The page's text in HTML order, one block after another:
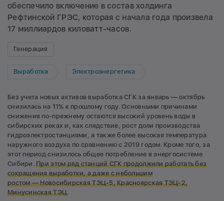
обеспечило включение в состав холдинга
Рефтинской ГРЭС, которая с начала года произвела
17 миллиардов киловатт-часов.
Генерация
Выработка Электроэнергетика
Без учета новых активов выработка СГК за январь — октябрь
снизилась на 11% к прошлому году. Основными причинами
снижения по-прежнему остаются высокий уровень воды в
сибирских реках и, как следствие, рост доли производства
гидроэлектростанциями, а также более высокая температура
наружного воздуха по сравнению с 2019 годом. Кроме того, за
этот период снизилось общее потребление в энергосистеме
Сибири.При этом ряд станций СГК продолжили работать без
сокращения выработки, а даже с небольшим
ростом — Новосибирская ТЭЦ-5, Красноярская ТЭЦ-2,
Минусинская ТЭЦ.